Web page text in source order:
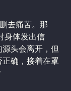
去痛苦。那
身体发出信
头会离开，但
确，接着在罩